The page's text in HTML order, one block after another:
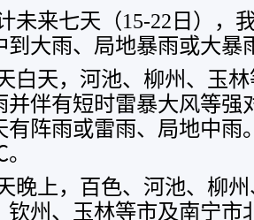
未来七天（15-22日），
到大雨、局地暴雨或大暴
白天，河池、柳州、玉
并伴有短时雷暴大风等强
有阵雨或雷雨、局地中雨
晚上，百色、河池、柳
钦州、玉林等市及南宁市